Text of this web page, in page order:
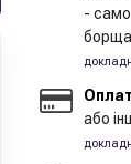
-
або